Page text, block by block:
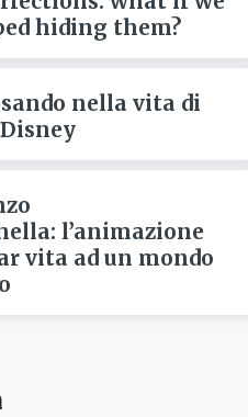
hiding them?
nella vita di
l’animazione
vita ad un mondo